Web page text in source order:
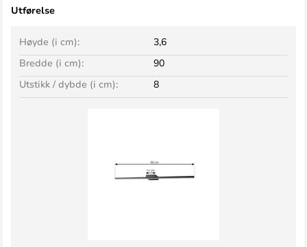
Utførelse
Bredde (i cm): 90
Høyde (i cm): 3,6
Utstikk / dybde (i cm): 8